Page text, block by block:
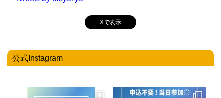
Xで表示
公式Instagram